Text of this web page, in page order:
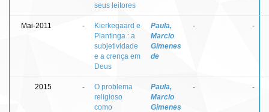
seus leitores
Mai-2011 -
Kierkegaard e
Plantinga : a
subjetividade
e a crença em
Deus
Paula,
Marcio
Gimenes
de
- -
2015 -
O problema
religioso
como
Paula,
Marcio
Gimenes
- -